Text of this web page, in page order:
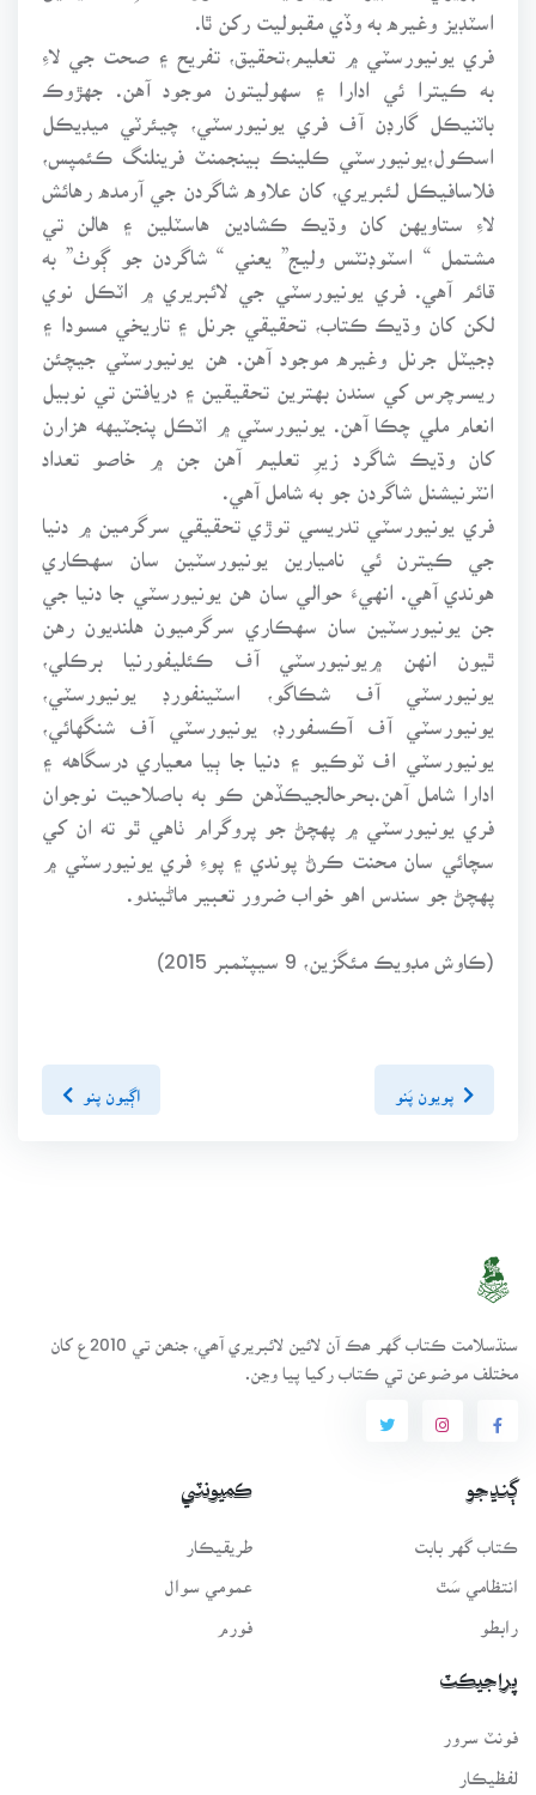
اسٽڊيز وغيره به وڏي مقبوليت رکن ٿا.
فري يونيورسٽي ۾ تعليم،تحقيق، تفريح ۽ صحت جي لاءِ
به ڪيترا ئي ادارا ۽ سهوليتون موجود آهن. جهڙوڪ
باٽنيڪل گارڊن آف فري يونيورسٽي، چيئرٽي ميڊيڪل
اسڪول،يونيورسٽي ڪلينڪ بينجمنٽ فرينلنگ ڪئمپس،
فلاسافيڪل لئبريري، کان علاوه شاگردن جي آرمده رهائش
لاءِ ستاويهن کان وڌيڪ ڪشادين هاسٽلين ۽ هالن تي
مشتمل “ اسٽوڊنٽس وليج” يعني “ شاگردن جو ڳوٺ” به
قائم آهي. فري يونيورسٽي جي لائبريري ۾ اٽڪل نوي
لکن کان وڌيڪ ڪتاب، تحقيقي جرنل ۽ تاريخي مسودا ۽
ڊجيٽل جرنل وغيره موجود آهن. هن يونيورسٽي جيچئن
ريسرچرس کي سندن بهترين تحقيقين ۽ دريافتن تي نوبيل
انعام ملي چڪا آهن. يونيورسٽي ۾ اٽڪل پنجٽيهه هزارن
کان وڌيڪ شاگرد زيرِ تعليم آهن جن ۾ خاصو تعداد
انٽرنيشنل شاگردن جو به شامل آهي.
فري يونيورسٽي تدريسي توڙي تحقيقي سرگرمين ۾ دنيا
جي ڪيترن ئي ناميارين يونيورسٽين سان سهڪاري
هوندي آهي. انهيءَ حوالي سان هن يونيورسٽي جا دنيا جي
جن يونيورسٽين سان سهڪاري سرگرميون هلنديون رهن
ٿيون انهن ۾يونيورسٽي آف ڪئليفورنيا برڪلي،
يونيورسٽي آف شڪاگو، اسٽينفورڊ يونيورسٽي،
يونيورسٽي آف آڪسفورڊ، يونيورسٽي آف شنگهائي،
يونيورسٽي اف ٽوڪيو ۽ دنيا جا ٻيا معياري درسگاهه ۽
ادارا شامل آهن.بحرحالجيڪڏهن ڪو به باصلاحيت نوجوان
فري يونيورسٽي ۾ پهچڻ جو پروگرام ٺاهي ٿو ته ان کي
سچائي سان محنت ڪرڻ پوندي ۽ پوءِ فري يونيورسٽي ۾
پهچڻ جو سندس اهو خواب ضرور تعبير ماڻيندو.
(ڪاوش مڊويڪ مئگزين، 9 سيپٽمبر 2015)
اڳيون پنو
سنڌسلامت ڪتاب گهر ھڪ آن لائين لائبريري آھي، جنھن تي 2010ع کان
مختلف موضوعن تي ڪتاب رکيا پيا وڃن.
ڳنڍجو
ڪتاب گهر بابت
انتظامي سَٿ
رابطو
ڪميونٽي
طريقيڪار
عمومي سوال
فورم
پراجيڪٽ
فونٽ سرور
لفظيڪار